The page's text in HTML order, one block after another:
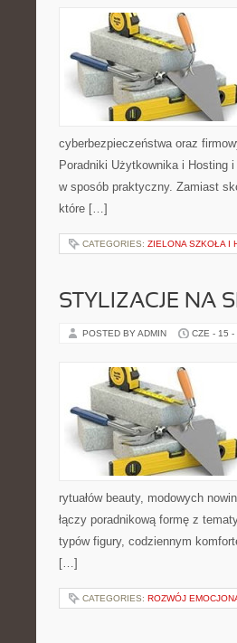
cyberbezpieczeństwa oraz
Poradniki Użytkownika i Hosting
w sposób praktyczny. Zamiast
które […]
CATEGORIES: ZIELONA SZKOŁA I
STYLIZACJE NA
POSTED BY ADMIN CZE - 15 -
rytuałów beauty, modowych
łączy poradnikową formę z
typów figury, codziennym
[…]
CATEGORIES: ROZWÓJ